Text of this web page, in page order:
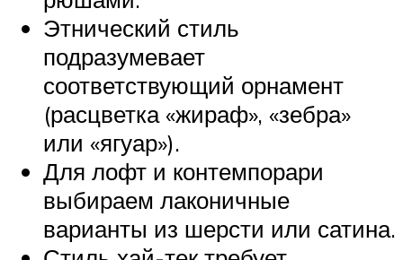
Этнический стиль
подразумевает
соответствующий орнамент
(расцветка «жираф», «зебра»
или «ягуар»).
Для лофт и контемпорари
выбираем лаконичные
варианты из шерсти или сатина.